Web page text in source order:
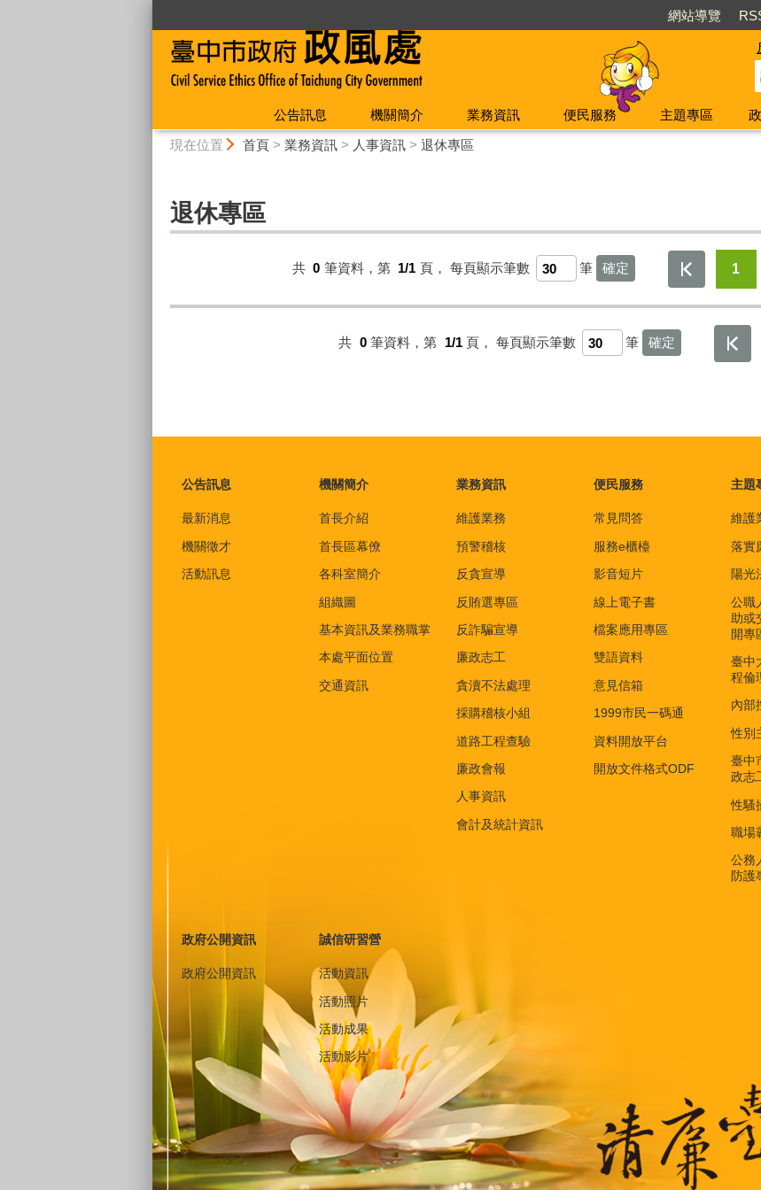
網站導覽
公告訊息 機關簡介 業務資訊 便民服務 主題專區
現在位置 首頁> 業務資訊> 人事資訊> 退休專區
退休專區
共 0 筆資料，第 1/1 頁， 每頁顯示筆數 筆 1
共 0 筆資料，第 1/1 頁， 每頁顯示筆數 筆
公告訊息
最新消息
機關徵才
活動訊息
機關簡介
首長介紹
首長區幕僚
各科室簡介
組織圖
基本資訊及業務職掌
本處平面位置
交通資訊
業務資訊
維護業務
預警稽核
反貪宣導
反賄選專區
反詐騙宣導
廉政志工
貪瀆不法處理
採購稽核小組
道路工程查驗
廉政會報
人事資訊
會計及統計資訊
便民服務
常見問答
服務e櫃檯
影音短片
線上電子書
檔案應用專區
雙語資料
意見信箱
1999市民一碼通
資料開放平台
開放文件格式ODF
主題
維護
落實
陽光
公職
助或
開專
臺中
程倫
內部
性別
臺中
政志
性騷
職場
公務
防護
政府公開資訊
政府公開資訊
誠信研習營
活動資訊
活動照片
活動成果
活動影片